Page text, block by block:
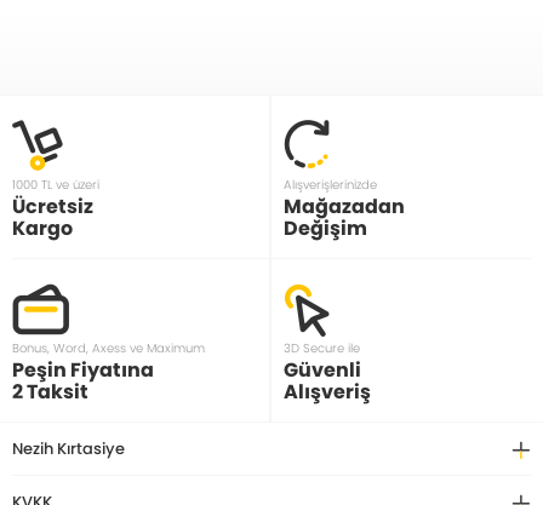
1000 TL ve üzeri
Ücretsiz
Kargo
Alışverişlerinizde
Mağazadan
Değişim
Bonus, Word, Axess ve Maximum
Peşin Fiyatına
2 Taksit
3D Secure ile
Güvenli
Alışveriş
Nezih Kırtasiye